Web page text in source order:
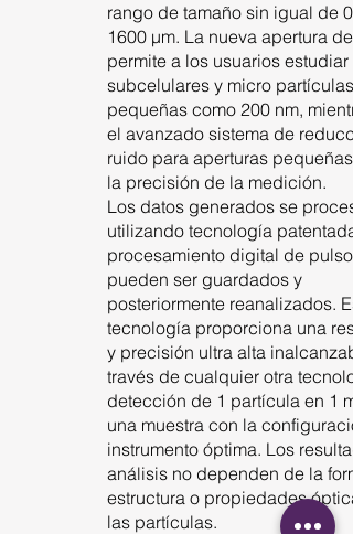
rango de tamaño sin igual de
1600 μm. La nueva apertura de
permite a los usuarios estudiar
subcelulares y micro partículas
pequeñas como 200 nm,
el avanzado sistema de
ruido para aperturas pequeñas
la precisión de la medición.
​Los datos generados se
utilizando tecnología patentada
procesamiento digital de
pueden ser guardados y
posteriormente reanalizados.
tecnología proporciona una
y precisión ultra alta
través de cualquier otra
detección de 1 partícula en 1
una muestra con la
instrumento óptima. Los
análisis no dependen de la
estructura o propiedades
las partículas.